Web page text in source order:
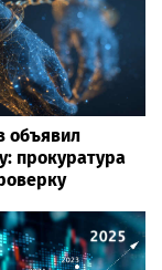
объявил
прокуратура